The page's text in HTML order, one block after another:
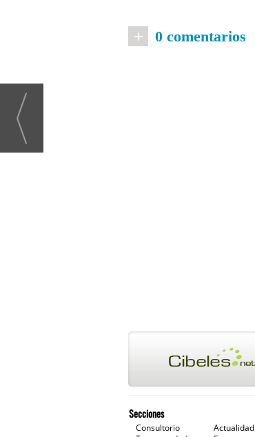
+ 0 comentarios
Secciones
Consultorio Actualidad